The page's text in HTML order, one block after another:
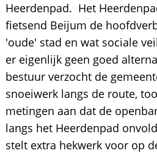
Heerdenpad. Het
fietsend Beijum de
'oude' stad en wat sociale
er eigenlijk geen goed
bestuur verzocht de
snoeiwerk langs de route,
metingen aan dat de
langs het Heerdenpad
stelt extra hekwerk voor op